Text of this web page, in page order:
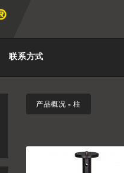
联系方式
产品概况 - 柱